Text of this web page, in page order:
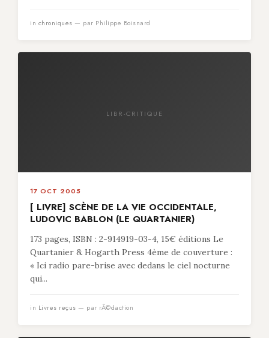
in chroniques — par Philippe Boisnard
LIBR-CRITIQUE
17 OCT 2005
[ LIVRE] SCÈNE DE LA VIE OCCIDENTALE,
LUDOVIC BABLON (LE QUARTANIER)
173 pages, ISBN : 2-914919-03-4, 15€ éditions Le
Quartanier & Hogarth Press 4ème de couverture :
« Ici radio pare-brise avec dedans le ciel nocturne
qui...
in Livres reçus — par rÃ©daction